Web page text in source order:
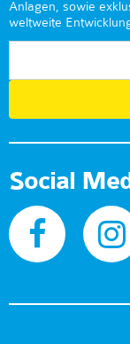
Anlagen, sowie
weltweite
Social